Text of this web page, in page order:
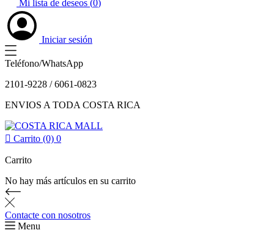
Mi lista de deseos (0)
Iniciar sesión
Teléfono/WhatsApp
2101-9228 / 6061-0823
ENVIOS A TODA COSTA RICA
 Carrito (0) 0
Carrito
No hay más artículos en su carrito
Contacte con nosotros
Menu